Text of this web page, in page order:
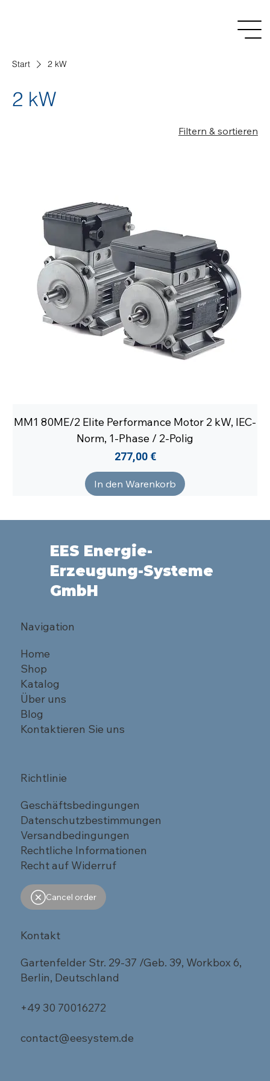
Start 2 kW
2 kW
Filtern & sortieren
MM1 80ME/2 Elite Performance Motor 2 kW, IEC-
Norm, 1-Phase / 2-Polig
Preis
277,00 €
In den Warenkorb
EES Energie-
Erzeugung-Systeme
GmbH
Navigation
Home
Shop
Katalog
Über uns
Blog
Kontaktieren Sie uns
Richtlinie
Geschäftsbedingungen
Datenschutzbestimmungen
Versandbedingungen
Rechtliche Informationen
Recht auf Widerruf
Cancel order
Kontakt
Gartenfelder Str. 29-37 /Geb. 39, Workbox 6,
Berlin, Deutschland
+49 30 70016272
contact@eesystem.de